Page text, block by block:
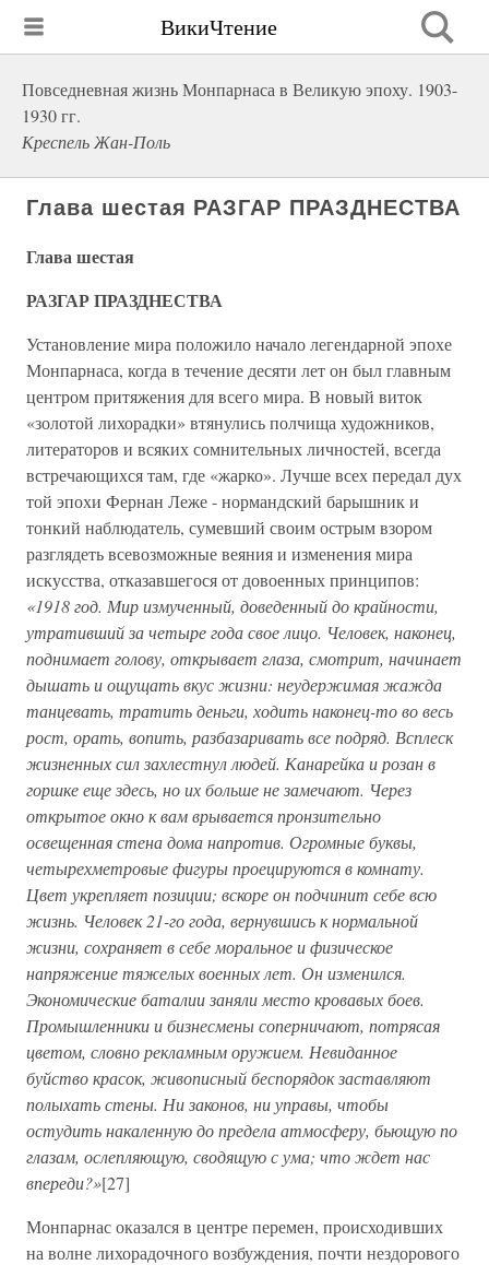
ВикиЧтение
Повседневная жизнь Монпарнаса в Великую эпоху. 1903-
1930 гг.
Креспель Жан-Поль
Глава шестая РАЗГАР ПРАЗДНЕСТВА
Глава шестая
РАЗГАР ПРАЗДНЕСТВА
Установление мира положило начало легендарной эпохе
Монпарнаса, когда в течение десяти лет он был главным
центром притяжения для всего мира. В новый виток
«золотой лихорадки» втянулись полчища художников,
литераторов и всяких сомнительных личностей, всегда
встречающихся там, где «жарко». Лучше всех передал дух
той эпохи Фернан Леже - нормандский барышник и
тонкий наблюдатель, сумевший своим острым взором
разглядеть всевозможные веяния и изменения мира
искусства, отказавшегося от довоенных принципов:
«1918 год. Мир измученный, доведенный до крайности,
утративший за четыре года свое лицо. Человек, наконец,
поднимает голову, открывает глаза, смотрит, начинает
дышать и ощущать вкус жизни: неудержимая жажда
танцевать, тратить деньги, ходить наконец-то во весь
рост, орать, вопить, разбазаривать все подряд. Всплеск
жизненных сил захлестнул людей. Канарейка и розан в
горшке еще здесь, но их больше не замечают. Через
открытое окно к вам врывается пронзительно
освещенная стена дома напротив. Огромные буквы,
четырехметровые фигуры проецируются в комнату.
Цвет укрепляет позиции; вскоре он подчинит себе всю
жизнь. Человек 21-го года, вернувшись к нормальной
жизни, сохраняет в себе моральное и физическое
напряжение тяжелых военных лет. Он изменился.
Экономические баталии заняли место кровавых боев.
Промышленники и бизнесмены соперничают, потрясая
цветом, словно рекламным оружием. Невиданное
буйство красок, живописный беспорядок заставляют
полыхать стены. Ни законов, ни управы, чтобы
остудить накаленную до предела атмосферу, бьющую по
глазам, ослепляющую, сводящую с ума; что ждет нас
впереди?»[27]
Монпарнас оказался в центре перемен, происходивших
на волне лихорадочного возбуждения, почти нездорового